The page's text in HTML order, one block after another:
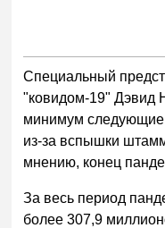
Специальный
"ковидом-19" Дэвид
минимум следующие
из-за вспышки
мнению, конец
За весь период
более 307,9